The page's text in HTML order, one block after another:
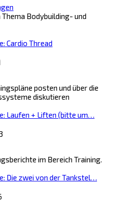
Bodybuilding- und
Cardio Thread
posten und über die
diskutieren
Laufen + Liften (bitte um…
im Bereich Training.
Die zwei von der Tankstel…